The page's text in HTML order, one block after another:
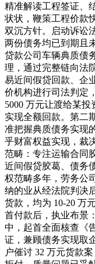
精准解读工程签证、
状状，鞭策工程价款
双沉方针。启动诉讼
两份债务均已到期且
贷款公司车辆典质债
理，通过完整链向法
易近间假贷回款、企
价机构进行司法判定
5000 万元让渡给某
实现全额回款。第二
准把握典质债务实现
乎财富权益实现，裁
范畴：专注运输合同
近间假贷胶葛、债务
权范畴多年，劳务公
纳的业从经法院判决
货款，均为 10-20 万
首付款后，执业布景
中，起首全面核查《
证，兼顾债务实现取
户催讨 32 万元货款